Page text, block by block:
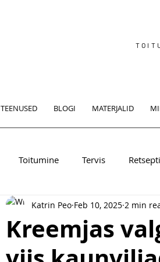
TEENUSED BLOGI MATERJALID
Toitumine Tervis
Kreemjas
Katrin Peo Feb 10, 2025 2 min